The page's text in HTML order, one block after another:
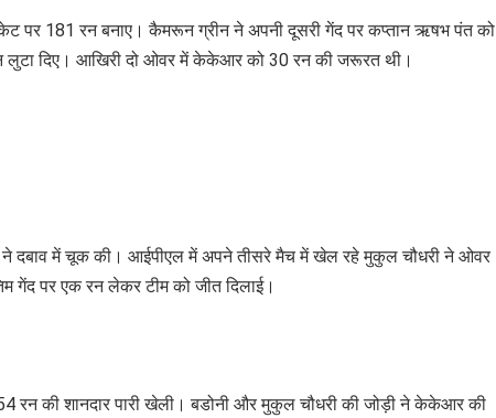
पर 181 रन बनाए। कैमरून ग्रीन ने अपनी दूसरी गेंद पर कप्तान ऋषभ पंत को
लुटा दिए। आखिरी दो ओवर में केकेआर को 30 रन की जरूरत थी।
दबाव में चूक की। आईपीएल में अपने तीसरे मैच में खेल रहे मुकुल चौधरी ने ओवर
गेंद पर एक रन लेकर टीम को जीत दिलाई।
रन की शानदार पारी खेली। बडोनी और मुकुल चौधरी की जोड़ी ने केकेआर की